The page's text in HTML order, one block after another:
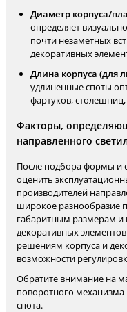
Диаметр корпуса/
определяет
почти незаметных
декоративных
Длина корпуса (для
удлиненные споты
фартуков,
Факторы,
направленного
После подбора формы и
оценить
производителей
широкое разнообразие
габаритным размерам и
декоративных
решениям корпуса и
возможности
Обратите внимание на
поворотного механизма
спота.